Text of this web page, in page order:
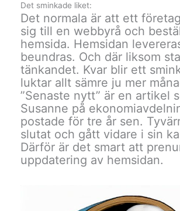
Det sminkade liket:
Det normala är att ett
sig till en webbyrå och
hemsida. Hemsidan
beundras. Och där liksom
tänkandet. Kvar blir ett
luktar allt sämre ju mer
”Senaste nytt” är en artikel
Susanne på
postade för tre år sen.
slutat och gått vidare i sin
Därför är det smart att
uppdatering av hemsidan.